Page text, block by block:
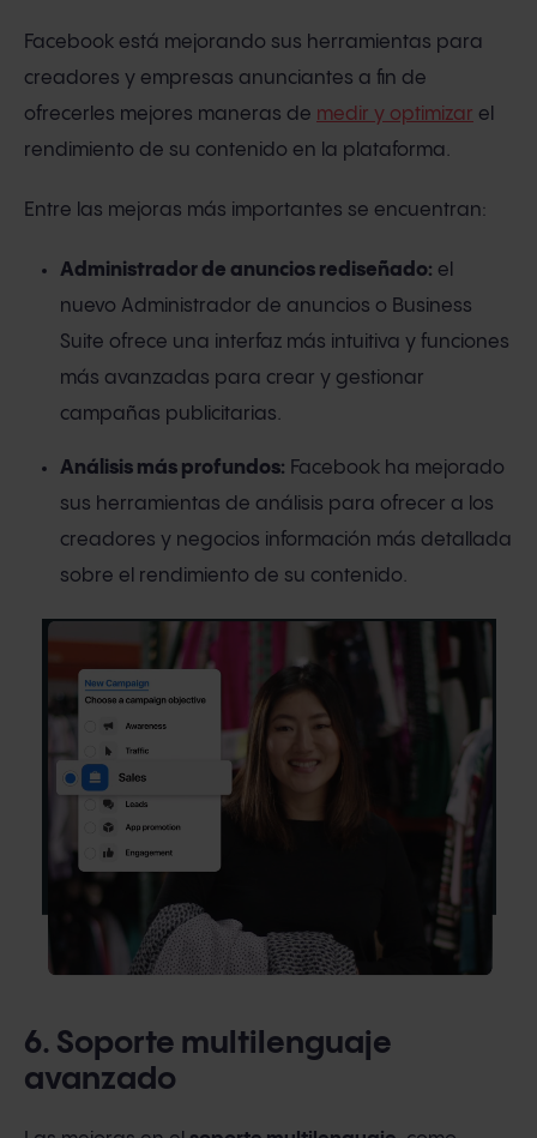
Facebook está mejorando sus herramientas para
creadores y empresas anunciantes a fin de
ofrecerles mejores maneras de medir y optimizar el
rendimiento de su contenido en la plataforma.
Entre las mejoras más importantes se encuentran:
Administrador de anuncios rediseñado: el
nuevo Administrador de anuncios o Business
Suite ofrece una interfaz más intuitiva y funciones
más avanzadas para crear y gestionar
campañas publicitarias.
Análisis más profundos: Facebook ha mejorado
sus herramientas de análisis para ofrecer a los
creadores y negocios información más detallada
sobre el rendimiento de su contenido.
6. Soporte multilenguaje
avanzado